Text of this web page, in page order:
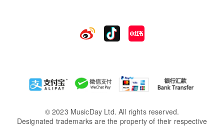
© 2023 MusicDay Ltd. All rights reserved.
Designated trademarks are the property of their respective